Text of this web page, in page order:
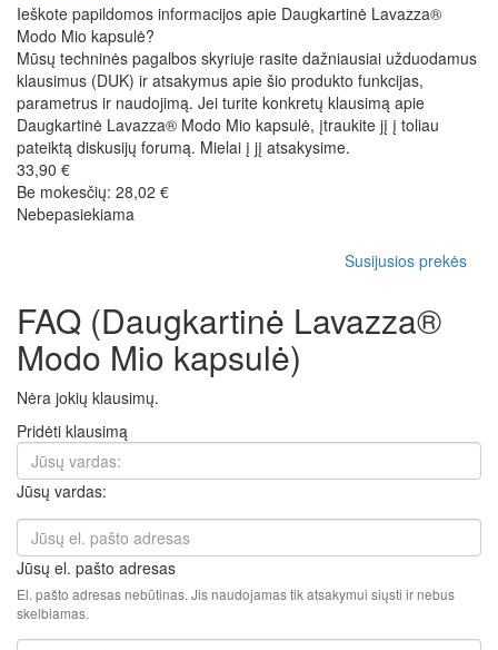
Ieškote papildomos informacijos apie Daugkartinė Lavazza®
Modo Mio kapsulė?
Mūsų techninės pagalbos skyriuje rasite dažniausiai užduodamus
klausimus (DUK) ir atsakymus apie šio produkto funkcijas,
parametrus ir naudojimą. Jei turite konkretų klausimą apie
Daugkartinė Lavazza® Modo Mio kapsulė, įtraukite jį į toliau
pateiktą diskusijų forumą. Mielai į jį atsakysime.
33,90 €
Be mokesčių: 28,02 €
Nebepasiekiama
Susijusios prekės
FAQ (Daugkartinė Lavazza®
Modo Mio kapsulė)
Nėra jokių klausimų.
Pridėti klausimą
Jūsų vardas:
Jūsų el. pašto adresas
El. pašto adresas nebūtinas. Jis naudojamas tik atsakymui siųsti ir nebus
skelbiamas.